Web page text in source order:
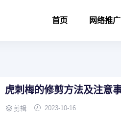
首页 网络推广
虎刺梅的修剪方法及注意
剪辑 2023-10-16